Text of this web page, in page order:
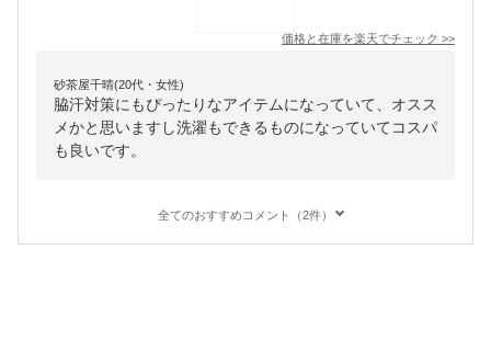
価格と在庫を楽天でチェック >>
砂茶屋千晴(20代・女性)
脇汗対策にもぴったりなアイテムになっていて、オスス
メかと思いますし洗濯もできるものになっていてコスパ
も良いです。
全てのおすすめコメント（2件）